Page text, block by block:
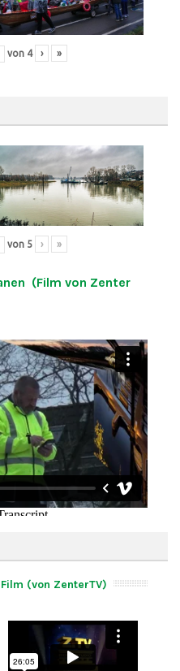
von 4 › »
von 5 › »
(Film von Zenter
(von ZenterTV)